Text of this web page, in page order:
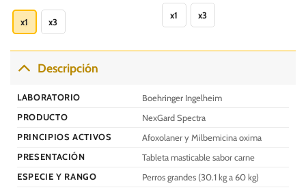
múltiples
variantes.
Las
elegir
la
página
x1 x3
múltiples
elegir
la
página
x1 x3
Descripción
LABORATORIO
Boehringer Ingelheim
PRODUCTO
NexGard Spectra
PRINCIPIOS ACTIVOS
Afoxolaner y Milbemicina oxima
PRESENTACIÓN
Tableta masticable sabor carne
ESPECIE Y RANGO
Perros grandes (30.1 kg a 60 kg)